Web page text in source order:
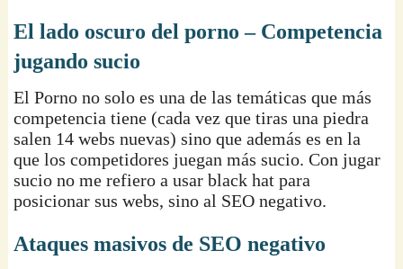
El lado oscuro del porno – Competencia
jugando sucio
El Porno no solo es una de las temáticas que más
competencia tiene (cada vez que tiras una piedra
salen 14 webs nuevas) sino que además es en la
que los competidores juegan más sucio. Con jugar
sucio no me refiero a usar black hat para
posicionar sus webs, sino al SEO negativo.
Ataques masivos de SEO negativo